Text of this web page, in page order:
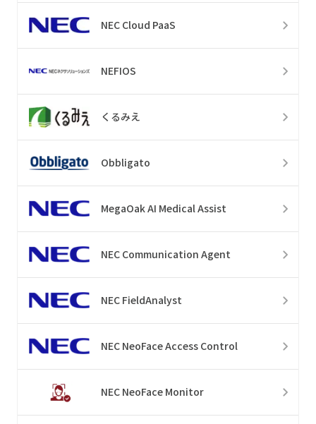
NEC Cloud PaaS
NEFIOS
くるみえ
Obbligato
MegaOak AI Medical Assist
NEC Communication Agent
NEC FieldAnalyst
NEC NeoFace Access Control
NEC NeoFace Monitor